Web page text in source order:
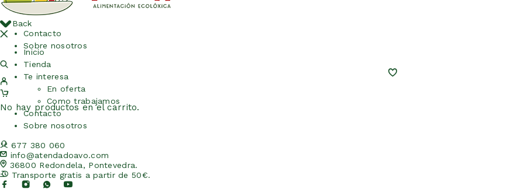
Back
Inicio
Tienda
Te interesa
En oferta
Como trabajamos
Contacto
Sobre nosotros
677 380 060
info@atendadoavo.com
36800 Redondela, Pontevedra.
Transporte gratis a partir de 50€.
Contacto
Sobre nosotros
No hay productos en el carrito.